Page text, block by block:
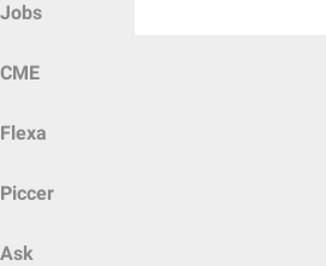
Jobs
CME
Flexa
Piccer
Ask